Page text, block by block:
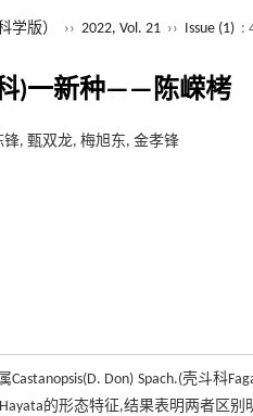
学版） ›› 2022, Vol. 21 ›› Issue (1) :
)一新种——陈嵘栲
, 甄双龙, 梅旭东, 金孝锋
Don) Spach.(壳斗科
的形态特征,结果表明两者区别